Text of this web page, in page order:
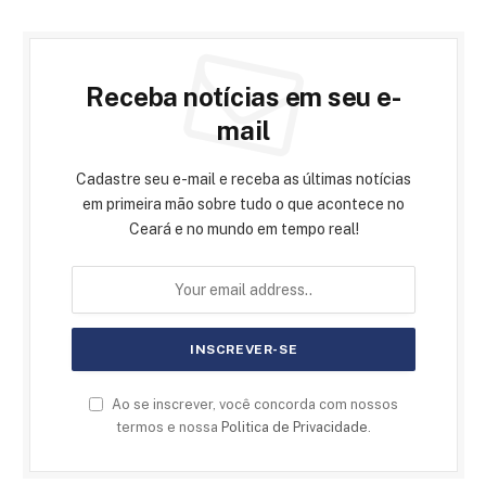
Receba notícias em seu e-
mail
Cadastre seu e-mail e receba as últimas notícias
em primeira mão sobre tudo o que acontece no
Ceará e no mundo em tempo real!
Ao se inscrever, você concorda com nossos
termos e nossa Politica de Privacidade